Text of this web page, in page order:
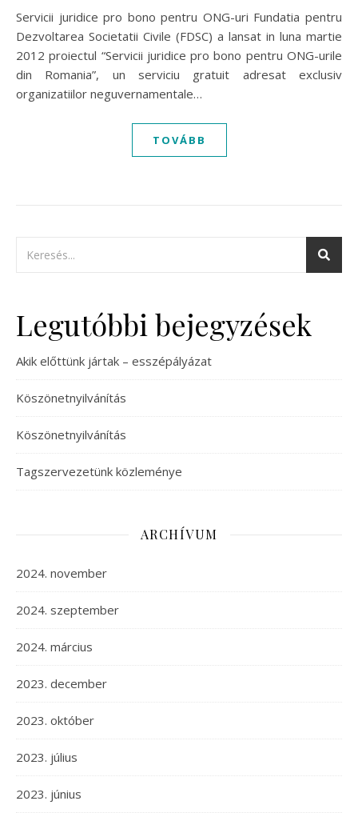
Servicii juridice pro bono pentru ONG-uri Fundatia pentru
Dezvoltarea Societatii Civile (FDSC) a lansat in luna martie
2012 proiectul “Servicii juridice pro bono pentru ONG-urile
din Romania”, un serviciu gratuit adresat exclusiv
organizatiilor neguvernamentale…
TOVÁBB
Legutóbbi bejegyzések
Akik előttünk jártak – esszépályázat
Köszönetnyilvánítás
Köszönetnyilvánítás
Tagszervezetünk közleménye
ARCHÍVUM
2024. november
2024. szeptember
2024. március
2023. december
2023. október
2023. július
2023. június